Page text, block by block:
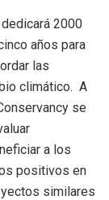
2000
años para
las
climático. A
se
a los
positivos en
similares